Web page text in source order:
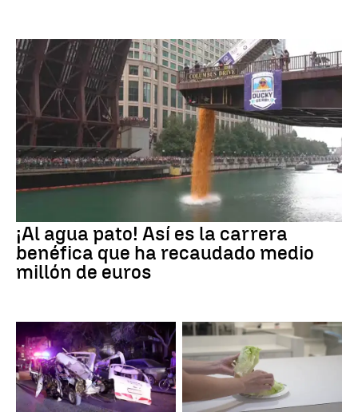
¡Al agua pato! Así es la carrera
benéfica que ha recaudado medio
millón de euros